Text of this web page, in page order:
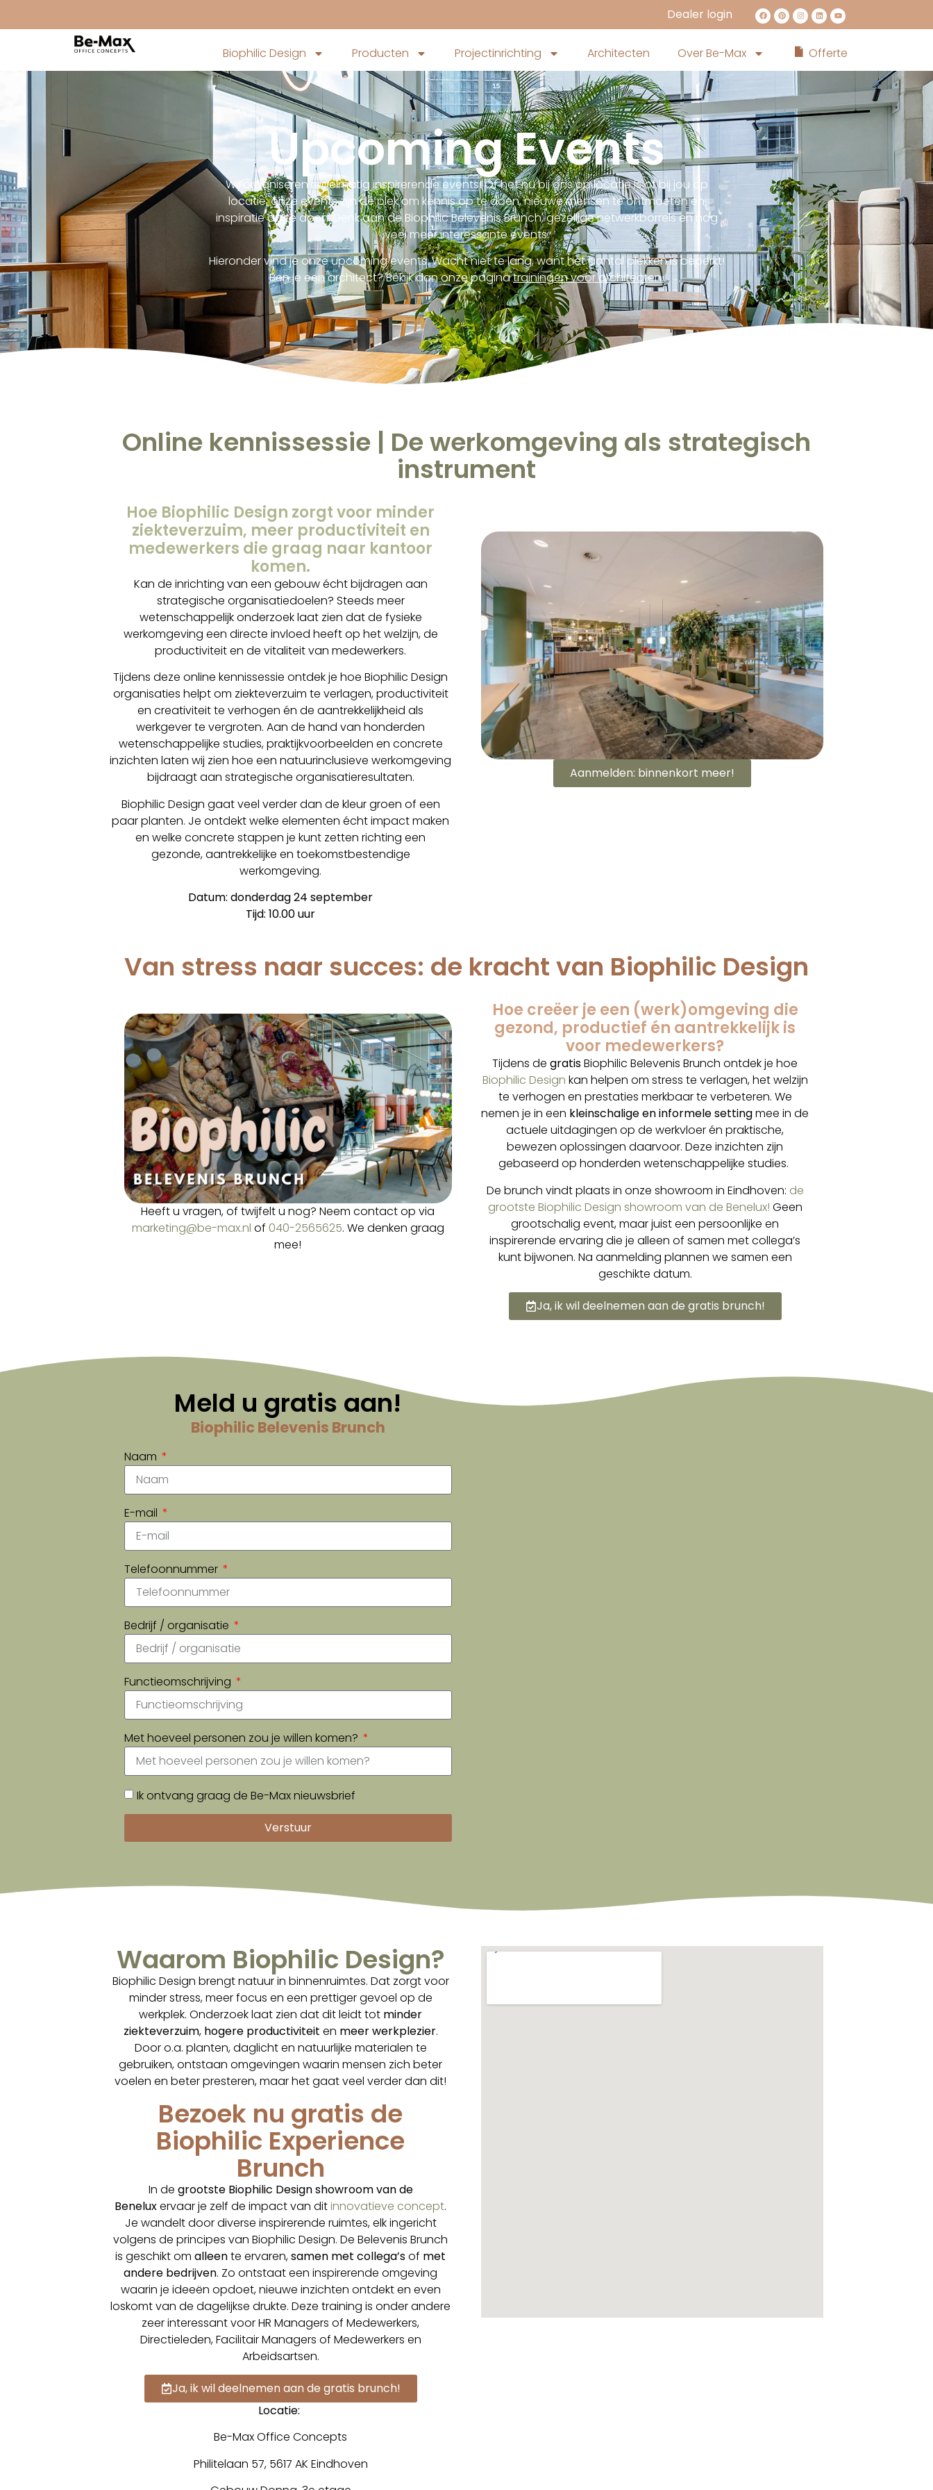
Dealer login
Biophilic Design Producten Projectinrichting Architecten Over Be-Max Offerte
Upcoming Events
Wij organiseren regelmatig inspirerende events! Of het nu bij ons op locatie is of bij jou op
locatie, onze events zijn dé plek om kennis op te doen, nieuwe mensen te ontmoeten en
inspiratie op te doen. Denk aan de Biophilic Belevenis Brunch, gezellige netwerkborrels en nog
veel meer interessante events.
Hieronder vind je onze upcoming events. Wacht niet te lang, want het aantal plekken is beperkt!
Ben je een architect? Bekijk dan onze paginatrainingen voor architecten.
Online kennissessie | De werkomgeving als strategisch
instrument
Hoe Biophilic Design zorgt voor minder
ziekteverzuim, meer productiviteit en
medewerkers die graag naar kantoor
komen.
Kan de inrichting van een gebouw écht bijdragen aan
strategische organisatiedoelen? Steeds meer
wetenschappelijk onderzoek laat zien dat de fysieke
werkomgeving een directe invloed heeft op het welzijn, de
productiviteit en de vitaliteit van medewerkers.
Tijdens deze online kennissessie ontdek je hoe Biophilic Design
organisaties helpt om ziekteverzuim te verlagen, productiviteit
en creativiteit te verhogen én de aantrekkelijkheid als
werkgever te vergroten. Aan de hand van honderden
wetenschappelijke studies, praktijkvoorbeelden en concrete
inzichten laten wij zien hoe een natuurinclusieve werkomgeving
bijdraagt aan strategische organisatieresultaten.
Biophilic Design gaat veel verder dan de kleur groen of een
paar planten. Je ontdekt welke elementen écht impact maken
en welke concrete stappen je kunt zetten richting een
gezonde, aantrekkelijke en toekomstbestendige
werkomgeving.
Datum: donderdag 24 september
Tijd: 10.00 uur
Aanmelden: binnenkort meer!
Van stress naar succes: de kracht van Biophilic Design
Heeft u vragen, of twijfelt u nog? Neem contact op via
marketing@be-max.nl of 040-2565625. We denken graag
mee!
Hoe creëer je een (werk)omgeving die
gezond, productief én aantrekkelijk is
voor medewerkers?
Tijdens degratisBiophilic Belevenis Brunch ontdek je hoe
Biophilic Design kan helpen om stress te verlagen, het welzijn
te verhogen en prestaties merkbaar te verbeteren. We
nemen je in een kleinschalige en informele settingmee in de
actuele uitdagingen op de werkvloer én praktische,
bewezen oplossingen daarvoor. Deze inzichten zijn
gebaseerd op honderden wetenschappelijke studies.
De brunch vindt plaats in onze showroom in Eindhoven: de
grootste Biophilic Design showroom van de Benelux! Geen
grootschalig event, maar juist een persoonlijke en
inspirerende ervaring die je alleen of samen met collega’s
kunt bijwonen. Na aanmelding plannen we samen een
geschikte datum.
Ja, ik wil deelnemen aan de gratis brunch!
Meld u gratis aan!
Biophilic Belevenis Brunch
Naam
E-mail
Telefoonnummer
Bedrijf / organisatie
Functieomschrijving
Met hoeveel personen zou je willen komen?
Ik ontvang graag de Be-Max nieuwsbrief
Verstuur
Waarom Biophilic Design?
Biophilic Design brengt natuur in binnenruimtes. Dat zorgt voor
minder stress, meer focus en een prettiger gevoel op de
werkplek. Onderzoek laat zien dat dit leidt tot minder
ziekteverzuim, hogere productiviteit en meer werkplezier.
Door o.a. planten, daglicht en natuurlijke materialen te
gebruiken, ontstaan omgevingen waarin mensen zich beter
voelen en beter presteren, maar het gaat veel verder dan dit!
Bezoek nu gratis de
Biophilic Experience
Brunch
In de grootste Biophilic Design showroom van de
Beneluxervaar je zelf de impact van ditinnovatieve concept.
Je wandelt door diverse inspirerende ruimtes, elk ingericht
volgens de principes van Biophilic Design.De Belevenis Brunch
is geschikt omalleente ervaren,samen met collega’sof met
andere bedrijven. Zo ontstaat een inspirerende omgeving
waarin je ideeën opdoet, nieuwe inzichten ontdekt en even
loskomt van de dagelijkse drukte. Deze training is onder andere
zeer interessant voor HR Managers of Medewerkers,
Directieleden, Facilitair Managers of Medewerkers en
Arbeidsartsen.
Ja, ik wil deelnemen aan de gratis brunch!
Locatie:
Be-Max Office Concepts
Philitelaan 57, 5617 AK Eindhoven